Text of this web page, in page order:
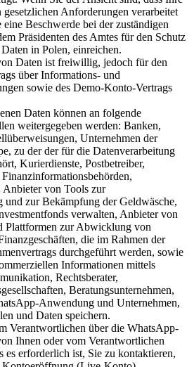
gesetzlichen Anforderungen verarbeitet
Beschwerde bei der zuständigen
Präsidenten des Amtes für den Schutz
in Polen, einreichen.
Daten ist freiwillig, jedoch für den
über Informations- und
sowie des Demo-Konto-Vertrags
Daten können an folgende
weitergegeben werden: Banken,
Unternehmen der
zu der der für die Datenverarbeitung
Kurierdienste, Postbetreiber,
Anbieter von Tools zur
und zur Bekämpfung der Geldwäsche,
verwalten, Anbieter von
Plattformen zur Abwicklung von
die im Rahmen der
durchgeführt werden, sowie
Informationen mittels
Rechtsberater,
Beratungsunternehmen,
Anwendung und Unternehmen,
und Daten speichern.
Verantwortlichen über die WhatsApp-
Ihnen oder vom Verantwortlichen
es erforderlich ist, Sie zu kontaktieren,